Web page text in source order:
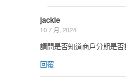
jackie
10 7 月, 2024
請問是否知道商戶分期是否
回覆